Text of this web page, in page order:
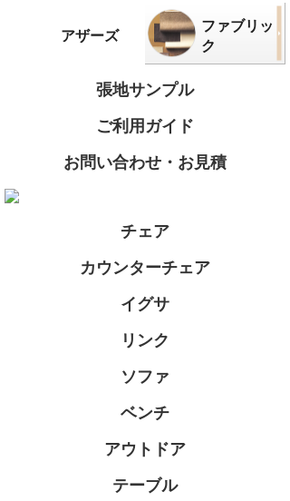
アザーズ
ファブリッ
ク
張地サンプル
ご利用ガイド
お問い合わせ・お見積
チェア
カウンターチェア
イグサ
リンク
ソファ
ベンチ
アウトドア
テーブル